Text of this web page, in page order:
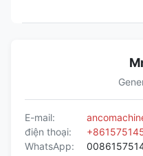
E-mail:
điện thoại:
WhatsApp: